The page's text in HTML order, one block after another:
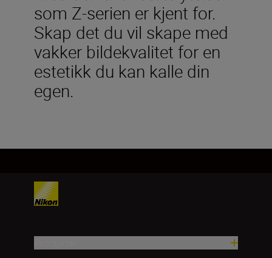
som Z-serien er kjent for.
Skap det du vil skape med
vakker bildekvalitet for en
estetikk du kan kalle din
egen.